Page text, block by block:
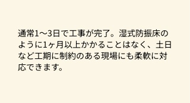
通常1～3日で工事が完了。湿式防振床の
ように1ヶ月以上かかることはなく、土日
など工期に制約のある現場にも柔軟に対
応できます。